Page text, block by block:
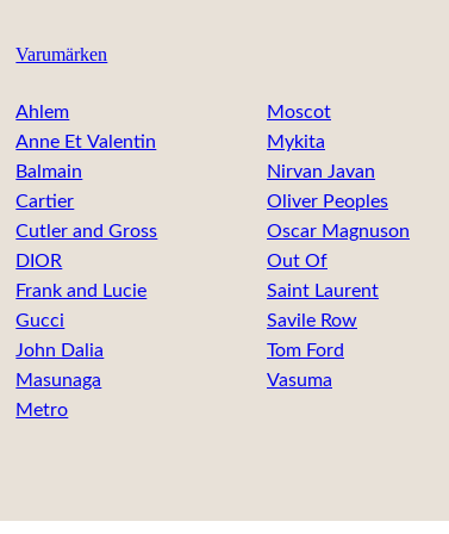
Varumärken
Ahlem
Anne Et Valentin
Balmain
Cartier
Cutler and Gross
DIOR
Frank and Lucie
Gucci
John Dalia
Masunaga
Metro
Moscot
Mykita
Nirvan Javan
Oliver Peoples
Oscar Magnuson
Out Of
Saint Laurent
Savile Row
Tom Ford
Vasuma